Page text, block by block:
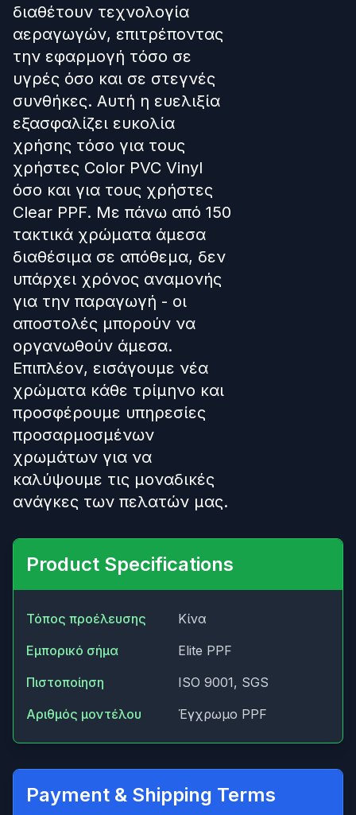
διαθέτουν τεχνολογία
αεραγωγών, επιτρέποντας
την εφαρμογή τόσο σε
υγρές όσο και σε στεγνές
συνθήκες. Αυτή η ευελιξία
εξασφαλίζει ευκολία
χρήσης τόσο για τους
χρήστες Color PVC Vinyl
όσο και για τους χρήστες
Clear PPF. Με πάνω από 150
τακτικά χρώματα άμεσα
διαθέσιμα σε απόθεμα, δεν
υπάρχει χρόνος αναμονής
για την παραγωγή - οι
αποστολές μπορούν να
οργανωθούν άμεσα.
Επιπλέον, εισάγουμε νέα
χρώματα κάθε τρίμηνο και
προσφέρουμε υπηρεσίες
προσαρμοσμένων
χρωμάτων για να
καλύψουμε τις μοναδικές
ανάγκες των πελατών μας.
Product Specifications
Τόπος προέλευσης
Κίνα
Εμπορικό σήμα
Elite PPF
Πιστοποίηση
ISO 9001, SGS
Αριθμός μοντέλου
Έγχρωμο PPF
Payment & Shipping Terms